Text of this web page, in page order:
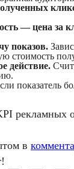
— цена за
показов.
действие.
показатель
рекламных
в